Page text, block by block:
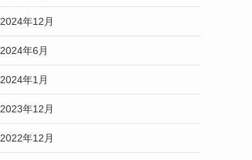
2024年12月
2024年6月
2024年1月
2023年12月
2022年12月